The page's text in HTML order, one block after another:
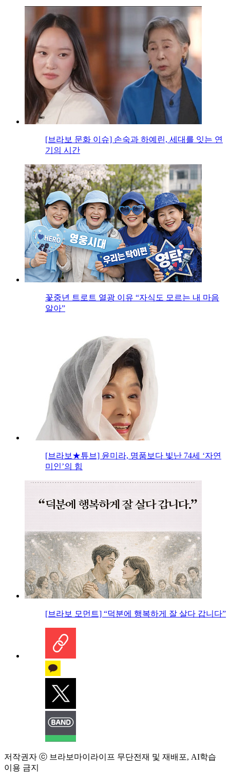
[브라보 문화 이슈] 손숙과 하예린, 세대를 잇는 연
기의 시간
꽃중년 트로트 열광 이유 “자식도 모르는 내 마음
알아”
[브라보★튜브] 윤미라, 명품보다 빛난 74세 ‘자연
미인’의 힘
[브라보 모먼트] “덕분에 행복하게 잘 살다 갑니다”
저작권자 ⓒ 브라보마이라이프 무단전재 및 재배포, AI학습
이용 금지